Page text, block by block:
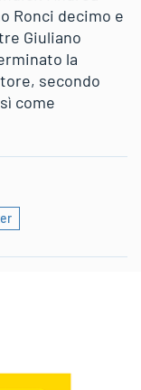
Ronci decimo e
Giuliano
la
secondo
come